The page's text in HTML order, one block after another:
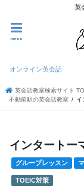
英
menu
オンライン英会話
英会話教室検索サイト
不動前駅の英会話教室
イ
インタートー
グループレッスン
TOEIC対策